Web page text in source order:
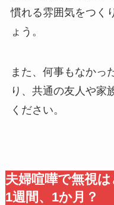
慣れる雰囲気をつく
ょう。
また、何事もなかっ
り、共通の友人や家
ください。
夫婦喧嘩で無視
1週間、1か月？